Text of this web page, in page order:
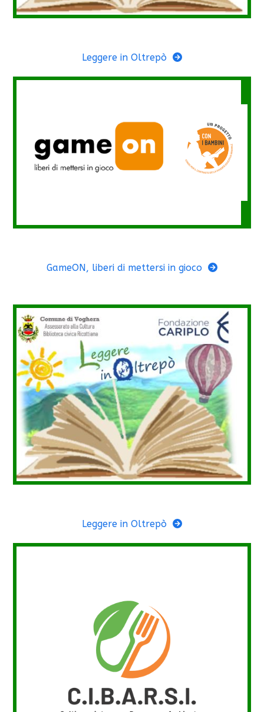
Leggere in Oltrepò
GameON, liberi di mettersi in gioco
Leggere in Oltrepò